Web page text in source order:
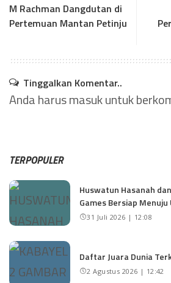
M Rachman Dangdutan di
Pertemuan Mantan Petinju
Tinggalkan Komentar..
Anda harusmasukuntuk
TERPOPULER
Huswatun Hasanah
Games Bersiap
31 Juli 2026 | 12:08
Daftar Juara Dunia
2 Agustus 2026 | 12:42